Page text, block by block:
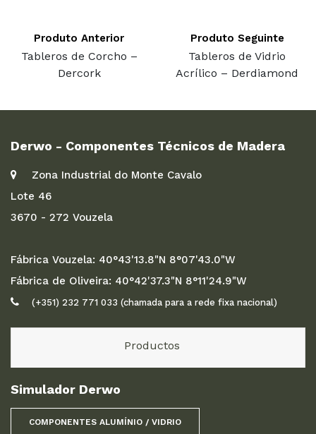
Produto Anterior
Tableros de Corcho –
Dercork
Produto Seguinte
Tableros de Vidrio
Acrílico – Derdiamond
Derwo - Componentes Técnicos de Madera
Zona Industrial do Monte Cavalo
Lote 46
3670 - 272 Vouzela
Fábrica Vouzela: 40°43'13.8"N 8°07'43.0"W
Fábrica de Oliveira: 40°42'37.3"N 8°11'24.9"W
(+351) 232 771 033 (chamada para a rede fixa nacional)
Productos
Simulador Derwo
COMPONENTES ALUMÍNIO / VIDRIO